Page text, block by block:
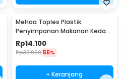
MeHaa Toples Plastik
Penyimpanan Makanan Kedap
Udara Storage Jar 700ml -
YF0086
Rp14.100
Rp30.900 55%
+ Keranjang